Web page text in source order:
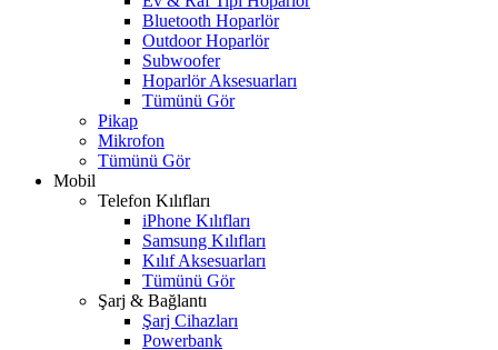
Bluetooth Hoparlör
Outdoor Hoparlör
Subwoofer
Hoparlör Aksesuarları
Tümünü Gör
Pikap
Mikrofon
Tümünü Gör
Mobil
Telefon Kılıfları
iPhone Kılıfları
Samsung Kılıfları
Kılıf Aksesuarları
Tümünü Gör
Şarj & Bağlantı
Şarj Cihazları
Powerbank